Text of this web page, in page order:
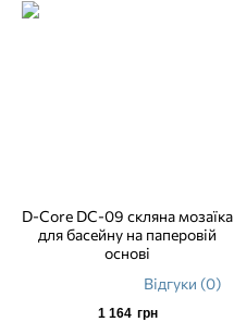
D-Core DC-09 скляна мозаїка
для басейну на паперовій
основі
Відгуки (0)
1 164 грн